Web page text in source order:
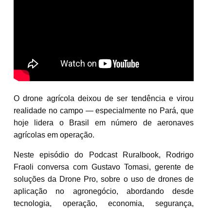
O drone agrícola deixou de ser tendência e virou
realidade no campo — especialmente no Pará, que
hoje lidera o Brasil em número de aeronaves
agrícolas em operação.
Neste episódio do Podcast Ruralbook, Rodrigo
Fraoli conversa com Gustavo Tomasi, gerente de
soluções da Drone Pro, sobre o uso de drones de
aplicação no agronegócio, abordando desde
tecnologia, operação, economia, segurança,